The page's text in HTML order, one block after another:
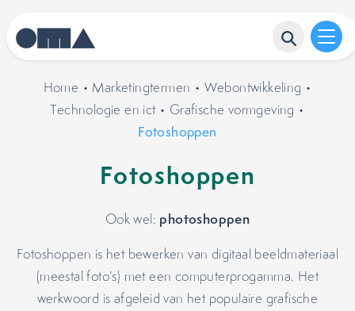
Home • Marketingtermen • Webontwikkeling •
Technologie en ict• Grafische vormgeving •
Fotoshoppen
Fotoshoppen
Ook wel: photoshoppen
Fotoshoppen is het bewerken van digitaal beeldmateriaal
(meestal foto’s) met een computerprogamma. Het
werkwoord is afgeleid van het populaire grafische